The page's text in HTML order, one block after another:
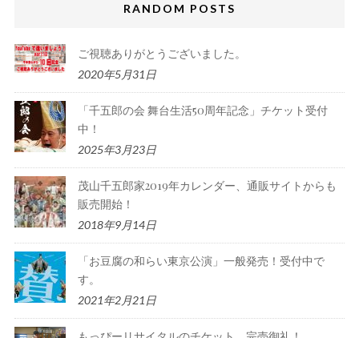
RANDOM POSTS
ご視聴ありがとうございました。
2020年5月31日
「千五郎の会 舞台生活50周年記念」チケット受付
中！
2025年3月23日
茂山千五郎家2019年カレンダー、通販サイトからも
販売開始！
2018年9月14日
「お豆腐の和らい東京公演」一般発売！受付中で
す。
2021年2月21日